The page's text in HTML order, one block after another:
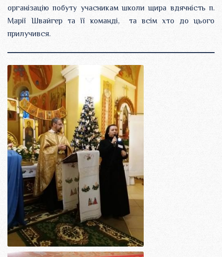
організацію побуту учасникам школи щира вдячність п.
Марії Швайгер та її команді, та всім хто до цього
прилучився.